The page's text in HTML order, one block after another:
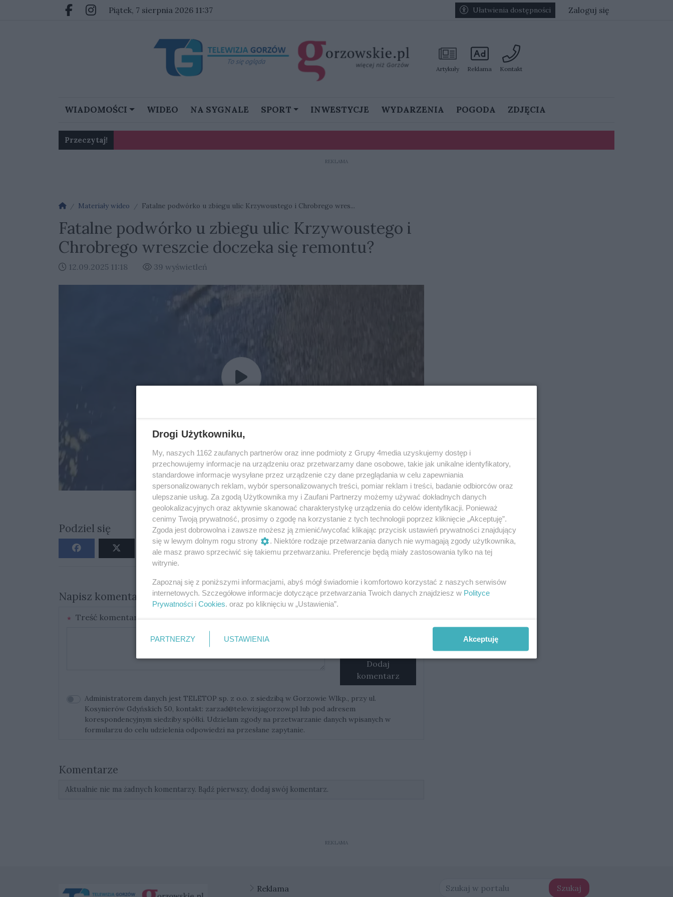
Przejdź do głównych treści
Przejdź do głównego menu
Facebook.com
Instagram.com
piątek, 7 sierpnia 2026 11:37 Ułatwienia dostępności Zaloguj się
Artykuły Reklama Kontakt
WIADOMOŚCI WIDEO NA SYGNALE SPORT INWESTYCJE WYDARZENIA POGODA ZDJĘCIA
Przeczytaj!
REKLAMA
Strona główna
Materiały wideo Fatalne podwórko u zbiegu ulic Krzywoustego i Chrobrego wres...
Fatalne podwórko u zbiegu ulic Krzywoustego i
Chrobrego wreszcie doczeka się remontu?
12.09.2025 11:18 39 wyświetleń
Podziel się Oceń
0
Napisz komentarz
Treść komentarza
Dodaj
komentarz
Administratorem danych jest TELETOP sp. z o.o. z siedzibą w Gorzowie Wlkp., przy ul.
Kosynierów Gdyńskich 50, kontakt: zarzad@telewizjagorzow.pl lub pod adresem
korespondencyjnym siedziby spółki. Udzielam zgody na przetwarzanie danych wpisanych w
formularzu do celu udzielenia odpowiedzi na przesłane zapytanie.
Komentarze
Aktualnie nie ma żadnych komentarzy. Bądź pierwszy, dodaj swój komentarz.
REKLAMA
Reklama Szukaj
Drogi Użytkowniku,
My, naszych 1162 zaufanych partnerów oraz inne podmioty z Grupy 4media uzyskujemy dostęp i
przechowujemy informacje na urządzeniu oraz przetwarzamy dane osobowe, takie jak unikalne identyfikatory,
standardowe informacje wysyłane przez urządzenie czy dane przeglądania w celu zapewniania
spersonalizowanych reklam, wybór spersonalizowanych treści, pomiar reklam i treści, badanie odbiorców oraz
ulepszanie usług. Za zgodą Użytkownika my i Zaufani Partnerzy możemy używać dokładnych danych
geolokalizacyjnych oraz aktywnie skanować charakterystykę urządzenia do celów identyfikacji. Ponieważ
cenimy Twoją prywatność, prosimy o zgodę na korzystanie z tych technologii poprzez kliknięcie „Akceptuję”.
Zgoda jest dobrowolna i zawsze możesz ją zmienić/wycofać klikając przycisk ustawień prywatności znajdujący
się w lewym dolnym rogu strony
. Niektóre rodzaje przetwarzania danych nie wymagają zgody użytkownika,
ale masz prawo sprzeciwić się takiemu przetwarzaniu. Preferencje będą miały zastosowania tylko na tej
witrynie.
Zapoznaj się z poniższymi informacjami, abyś mógł świadomie i komfortowo korzystać z naszych serwisów
internetowych. Szczegółowe informacje dotyczące przetwarzania Twoich danych znajdziesz w Polityce
Prywatności i Cookies . oraz po kliknięciu w „Ustawienia”.
PARTNERZY USTAWIENIA Akceptuję